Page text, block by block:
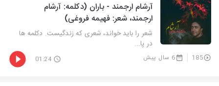
آرشام ارجمند - باران (دکلمه: آرشام
ارجمند، شعر: فهیمه فروغی)
شعر را باید خواند، شعری که زندگیست. دکلمه ها
در پا...
185 6 سال پیش 01:24